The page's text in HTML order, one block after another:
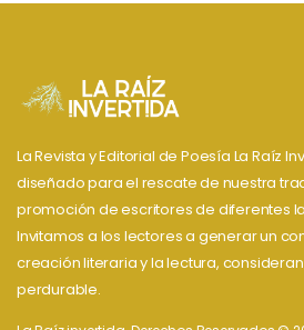
La Revista y Editorial de Poesía La Raíz
diseñado para el rescate de nuestra
promoción de escritores de diferentes
Invitamos a los lectores a generar un
creación literaria y la lectura,
perdurable.